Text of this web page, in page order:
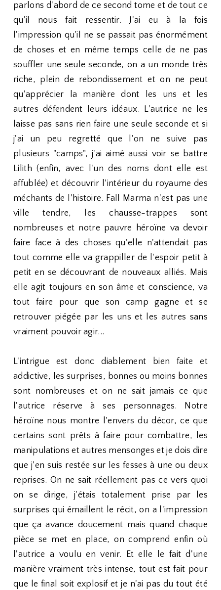
parlons d'abord de ce second tome et de tout ce
qu'il nous fait ressentir. J'ai eu à la fois
l'impression qu'il ne se passait pas énormément
de choses et en même temps celle de ne pas
souffler une seule seconde, on a un monde très
riche, plein de rebondissement et on ne peut
qu'apprécier la manière dont les uns et les
autres défendent leurs idéaux. L'autrice ne les
laisse pas sans rien faire une seule seconde et si
j'ai un peu regretté que l'on ne suive pas
plusieurs "camps", j'ai aimé aussi voir se battre
Lilith (enfin, avec l'un des noms dont elle est
affublée) et découvrir l'intérieur du royaume des
méchants de l'histoire. Fall Marma n'est pas une
ville tendre, les chausse-trappes sont
nombreuses et notre pauvre héroïne va devoir
faire face à des choses qu'elle n'attendait pas
tout comme elle va grappiller de l'espoir petit à
petit en se découvrant de nouveaux alliés. Mais
elle agit toujours en son âme et conscience, va
tout faire pour que son camp gagne et se
retrouver piégée par les uns et les autres sans
vraiment pouvoir agir...
L'intrigue est donc diablement bien faite et
addictive, les surprises, bonnes ou moins bonnes
sont nombreuses et on ne sait jamais ce que
l'autrice réserve à ses personnages. Notre
héroïne nous montre l'envers du décor, ce que
certains sont prêts à faire pour combattre, les
manipulations et autres mensonges et je dois dire
que j'en suis restée sur les fesses à une ou deux
reprises. On ne sait réellement pas ce vers quoi
on se dirige, j'étais totalement prise par les
surprises qui émaillent le récit, on a l'impression
que ça avance doucement mais quand chaque
pièce se met en place, on comprend enfin où
l'autrice a voulu en venir. Et elle le fait d'une
manière vraiment très intense, tout est fait pour
que le final soit explosif et je n'ai pas du tout été